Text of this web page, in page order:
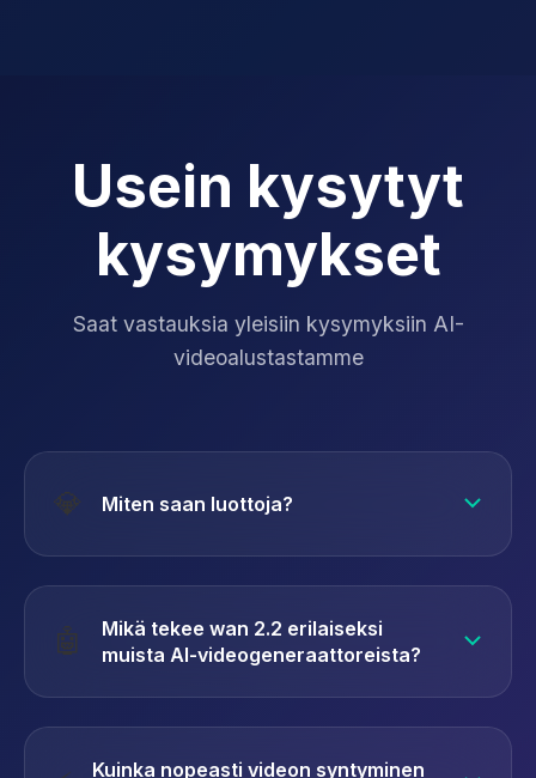
Usein kysytyt
kysymykset
Saat vastauksia yleisiin kysymyksiin AI-
videoalustastamme
💎 Miten saan luottoja?
Käy hintasivullamme nähdäksesi, miten saat
ostovaihtoehtoja, joista voit valita.
🤖
Mikä tekee wan 2.2 erilaiseksi
muista AI-videogeneraattoreista?
wan 2.2 käyttää kehittynyttä hermokäsittelyä
Kuinka nopeasti videon syntyminen